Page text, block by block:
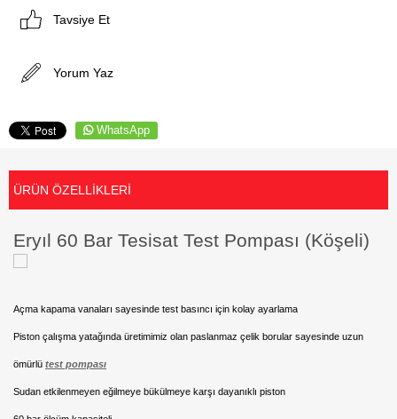
Tavsiye Et
Yorum Yaz
WhatsApp
ÜRÜN ÖZELLIKLERI
Eryıl 60 Bar Tesisat Test Pompası (Köşeli)
Açma kapama vanaları sayesinde test basıncı için kolay ayarlama
Piston çalışma yatağında üretimimiz olan paslanmaz çelik borular sayesinde uzun
ömürlü test pompası
Sudan etkilenmeyen eğilmeye bükülmeye karşı dayanıklı piston